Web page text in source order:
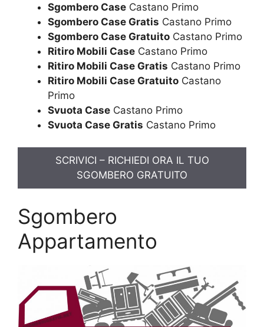
Sgombero Case Castano Primo
Sgombero Case Gratis Castano Primo
Sgombero Case Gratuito Castano Primo
Ritiro Mobili Case Castano Primo
Ritiro Mobili Case Gratis Castano Primo
Ritiro Mobili Case Gratuito Castano
Primo
Svuota Case Castano Primo
Svuota Case Gratis Castano Primo
SCRIVICI – RICHIEDI ORA IL TUO
SGOMBERO GRATUITO
Sgombero
Appartamento